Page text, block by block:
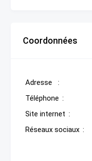
Coordonnées
Adresse
Téléphone
Site internet
Réseaux sociaux